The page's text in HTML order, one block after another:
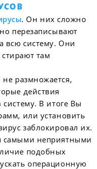
. Он них сложно
перезаписывают
всю систему. Они
там
не размножается,
действия
систему. В итоге Вы
или установить
заблокировал их.
самыми неприятными
подобных
операционную